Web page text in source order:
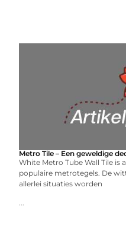
Metro Tile – Een geweldige
White Metro Tube Wall Tile is
populaire metrotegels. De
allerlei situaties worden
...